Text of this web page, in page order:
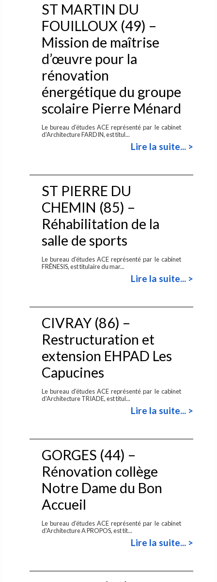
ST MARTIN DU
FOUILLOUX (49) –
Mission de maîtrise
d’œuvre pour la
rénovation
énergétique du groupe
scolaire Pierre Ménard
Le bureau d'études ACE représenté par le cabinet
d'Architecture FARDIN, est titul...
Lire la suite... >
ST PIERRE DU
CHEMIN (85) –
Réhabilitation de la
salle de sports
Le bureau d'études ACE représenté par le cabinet
FRÊNESIS, est titulaire du mar...
Lire la suite... >
CIVRAY (86) –
Restructuration et
extension EHPAD Les
Capucines
Le bureau d'études ACE représenté par le cabinet
d'Architecture TRIADE, est titul...
Lire la suite... >
GORGES (44) –
Rénovation collège
Notre Dame du Bon
Accueil
Le bureau d'études ACE représenté par le cabinet
d'Architecture A PROPOS, est tit...
Lire la suite... >